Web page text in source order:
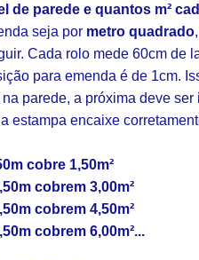
de parede e quantos m²
seja por metro quadrado
Cada rolo mede 60cm de
para emenda é de 1cm.
parede, a próxima deve
estampa encaixe
cobre 1,50m²
cobrem 3,00m²
cobrem 4,50m²
cobrem 6,00m²...